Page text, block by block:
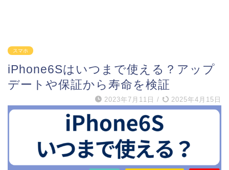
スマホ
iPhone6Sはいつまで使える？アップ
デートや保証から寿命を検証
2023年7月11日 / 2025年4月15日